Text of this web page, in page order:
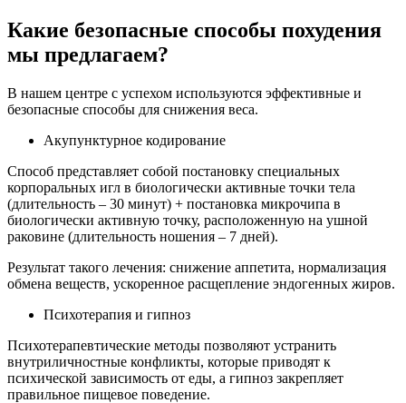
Какие безопасные способы похудения
мы предлагаем?
В нашем центре с успехом используются эффективные и
безопасные способы для снижения веса.
Акупунктурное кодирование
Способ представляет собой постановку специальных
корпоральных игл в биологически активные точки тела
(длительность – 30 минут) + постановка микрочипа в
биологически активную точку, расположенную на ушной
раковине (длительность ношения – 7 дней).
Результат такого лечения: снижение аппетита, нормализация
обмена веществ, ускоренное расщепление эндогенных жиров.
Психотерапия и гипноз
Психотерапевтические методы позволяют устранить
внутриличностные конфликты, которые приводят к
психической зависимость от еды, а гипноз закрепляет
правильное пищевое поведение.